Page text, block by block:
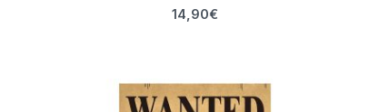
14,90€